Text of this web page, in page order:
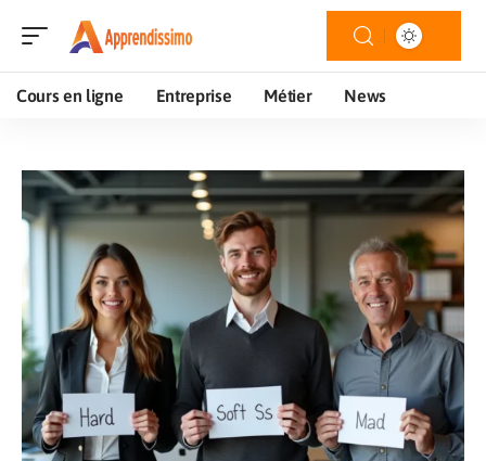
Cours en ligne Entreprise Métier News